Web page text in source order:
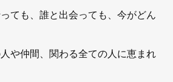
ても、誰と出会っても、今がどん
や仲間、関わる全ての人に恵まれ